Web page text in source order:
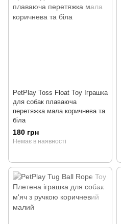
PetPlay Toss Float Toy Іграшка
для собак плаваюча
перетяжка мала коричнева та
біла
180 грн
Немає в наявності